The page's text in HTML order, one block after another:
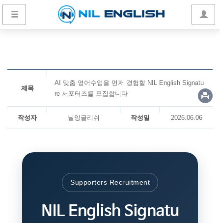
제목
AI 맞춤 영어수업을 먼저 경험할 NIL English Signatu
re 서포터즈를 모집합니다
작성자 닐잉글리쉬 작성일 2026.06.06
Supporters Recruitment
NIL English Signatu